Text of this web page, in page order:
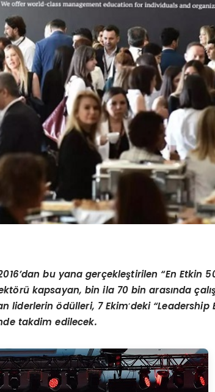
’dan bu yana gerçekleştirilen “En Etkin
örü kapsayan, bin ila 70 bin arasında
liderlerinödülleri, 7 Ekim’deki “Leadership
takdim edilecek.